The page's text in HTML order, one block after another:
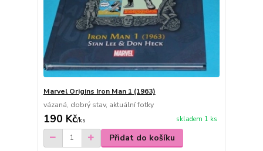
Marvel Origins Iron Man 1 (1963)
vázaná, dobrý stav, aktuální fotky
190 Kč/ks skladem 1 ks
Přidat do košíku